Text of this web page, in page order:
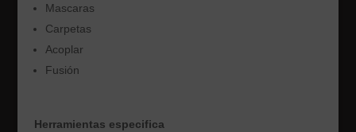
Mascaras
Carpetas
Acoplar
Fusión
Herramientas especifica